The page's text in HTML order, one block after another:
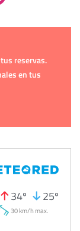
reservas.
en tus
34º 25º
30 km/h max.